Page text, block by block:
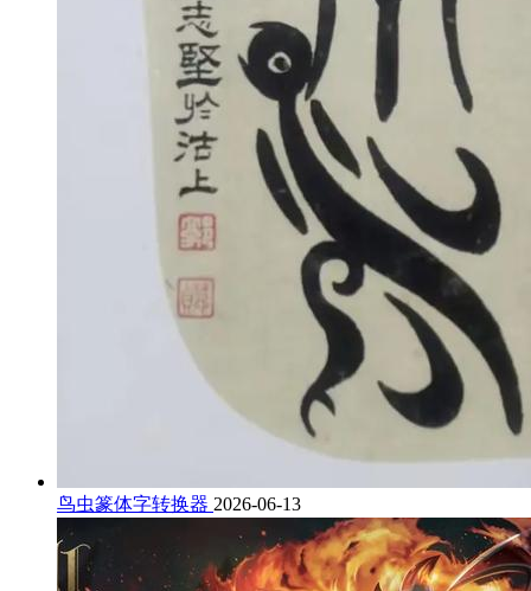
鸟虫篆体字转换器 2026-06-13